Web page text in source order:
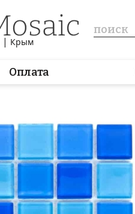
| Крым
Оплата